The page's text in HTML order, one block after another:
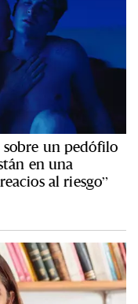
sobre un pedófilo
en una
al riesgo”